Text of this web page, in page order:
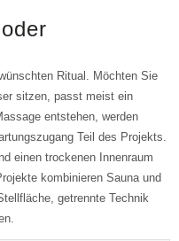
Ritual. Möchten Sie
sitzen, passt meist ein
entstehen, werden
Teil des Projekts.
einen trockenen Innenraum
kombinieren Sauna und
getrennte Technik